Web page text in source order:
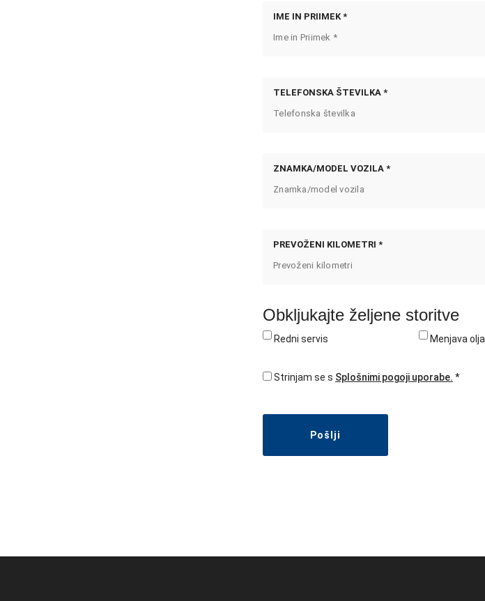
IME IN PRIIMEK *
TELEFONSKA ŠTEVILKA *
ZNAMKA/MODEL VOZILA *
PREVOŽENI KILOMETRI *
Obkljukajte željene storitve
Redni servis Menjava olja
Strinjam se s Splošnimi pogoji uporabe.
Pošlji